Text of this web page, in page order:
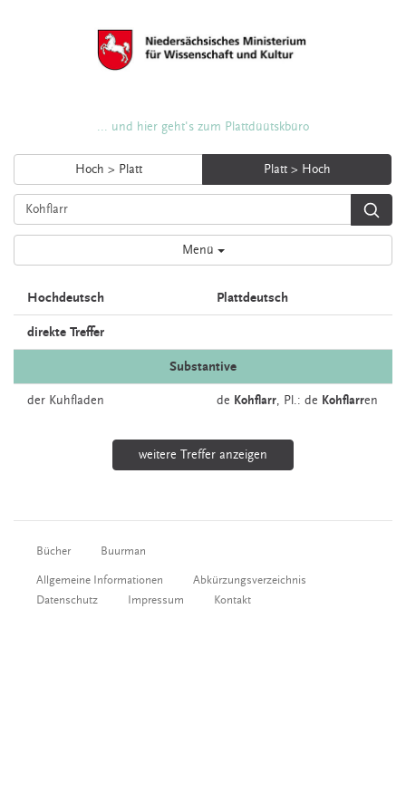
... und hier geht's zum Plattdüütskbüro
Hoch > Platt Platt > Hoch
Menü
Hochdeutsch Plattdeutsch
direkte Treffer
Substantive
der Kuhfladen de Kohflarr, Pl.: de Kohflarren
weitere Treffer anzeigen
Bücher Buurman
Allgemeine Informationen
Abkürzungsverzeichnis
Datenschutz
Impressum Kontakt